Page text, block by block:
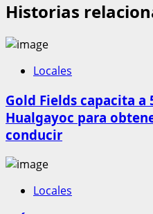
Historias
Locales
Gold Fields capacita a
Hualgayoc para
conducir
Locales